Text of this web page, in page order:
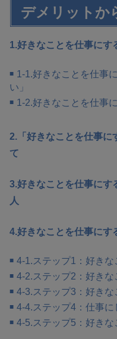
デメリットか
1.好きなことを仕事にす
1-1.好きなことを仕事
い」
1-2.好きなことを仕事
2.「好きなことを仕事に
て
3.好きなことを仕事にす
人
4.好きなことを仕事にす
4-1.ステップ1：好き
4-2.ステップ2：好き
4-3.ステップ3：好き
4-4.ステップ4：仕事
4-5.ステップ5：好きな